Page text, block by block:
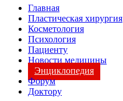
Главная
Пластическая хирургия
Косметология
Психология
Пациенту
Новости медицины
Энциклопедия
Форум
Доктору